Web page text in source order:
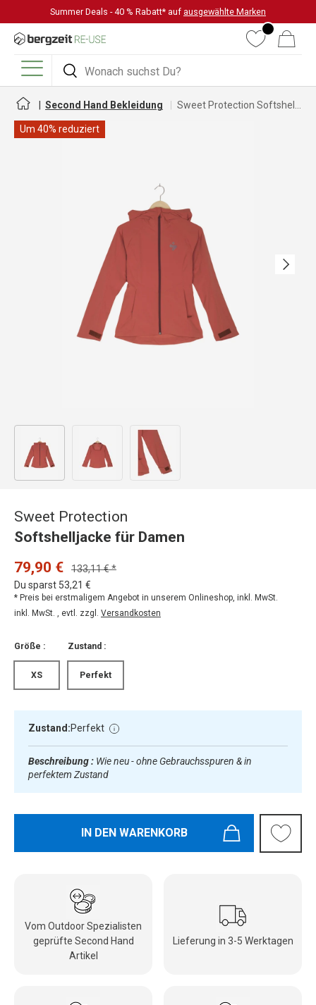
DIREKT ZUM INHALT
Summer Deals - 40 % Rabatt* auf ausgewählte Marken
Suchen
Suchen
WunschlisteWarenkorb
Menü
Second Hand Bekleidung
Um 40% reduziert
Nächste
Bild 1 in Galerieansicht laden
Sweet Protection
Softshelljacke für Damen
79,90 €
133,11 € *
Du sparst 53,21 €
* Preis bei erstmaligem Angebot in unserem Onlineshop, inkl. MwSt.
inkl. MwSt. , evtl. zzgl. Versandkosten
Größe :
XS
Zustand :
Perfekt
Zustand:Perfekt
Beschreibung : Wie neu - ohne Gebrauchsspuren & in
perfektem Zustand
IN DEN WARENKORB
Vom Outdoor Spezialisten
geprüfte Second Hand
Artikel
Lieferung in 3-5 Werktagen